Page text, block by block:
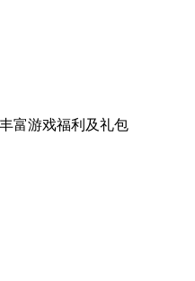
丰富游戏福利 及礼包